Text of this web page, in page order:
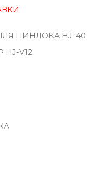
ПИНЛОКА HJ-40
V12